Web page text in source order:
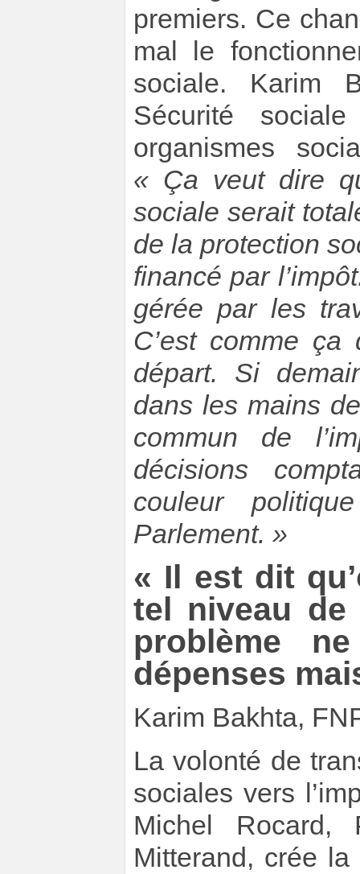
premiers. Ce
mal le
sociale. Karim
Sécurité
organismes
« Ça veut dire
sociale serait
de la protection
financé par
gérée par les
C’est comme
départ. Si
dans les mains
commun de
décisions
couleur
Parlement. »
« Il est dit
tel niveau
problème
dépenses
Karim Bakhta,
La volonté de
sociales vers
Michel Rocard,
Mitterand, crée